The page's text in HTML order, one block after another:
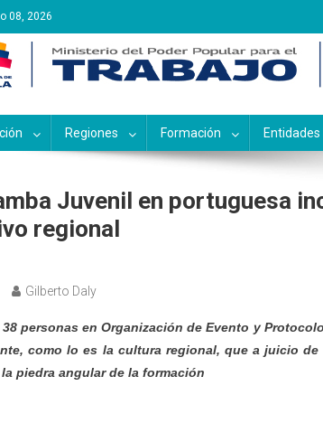
08, 2026
Nacional de
Regiones Formación Entidades
Juvenil en portuguesa
regional
Gilberto Daly
38 personas en Organización de Evento y
como lo es la cultura regional, que a juicio
piedra angular de la formación